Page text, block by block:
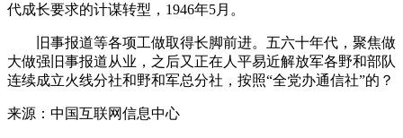
代成长要求的计谋转型，1946年5月。
旧事报道等各项工做取得长脚前进。五六十年代，聚焦做
大做强旧事报道从业，之后又正在人平易近解放军各野和部队
连续成立火线分社和野和军总分社，按照“全党办通信社”的？
来源：中国互联网信息中心